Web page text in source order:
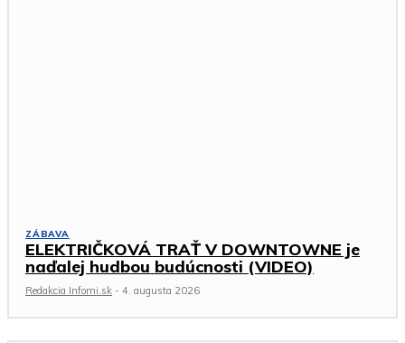
ZÁBAVA
ELEKTRIČKOVÁ TRAŤ V DOWNTOWNE je
naďalej hudbou budúcnosti (VIDEO)
Redakcia Infomi.sk - 4. augusta 2026